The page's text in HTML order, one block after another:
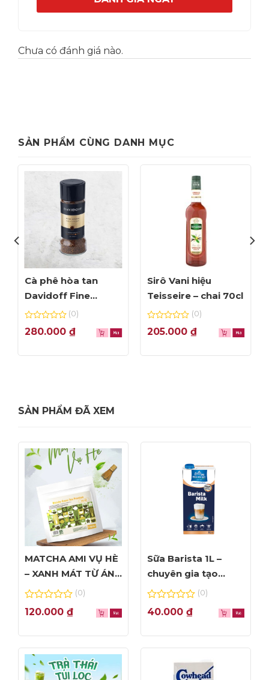
Chưa có đánh giá nào.
SẢN PHẨM CÙNG DANH MỤC
Cà phê hòa tan
Davidoff Fine
Aroma – lọ 100g
0
out
5
(0)
280.000 ₫
Sirô Vani hiệu
Teisseire – chai 70cl
0
out
5
(0)
205.000 ₫
SẢN PHẨM ĐÃ XEM
MATCHA AMI VỤ HÈ
– XANH MÁT TỪ ÁNH
NHÌN ĐẦU TIÊN
0
out
5
(0)
120.000 ₫
Sữa Barista 1L –
chuyên gia tạo
Foam đỉnh cao
0
out
5
(0)
40.000 ₫